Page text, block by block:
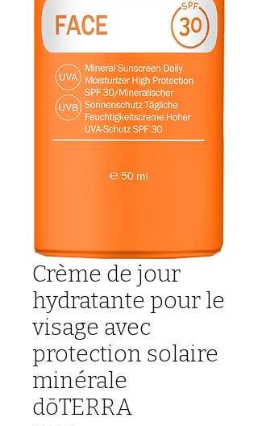
Crème de jour
hydratante pour le
visage avec
protection solaire
minérale
dōTERRA